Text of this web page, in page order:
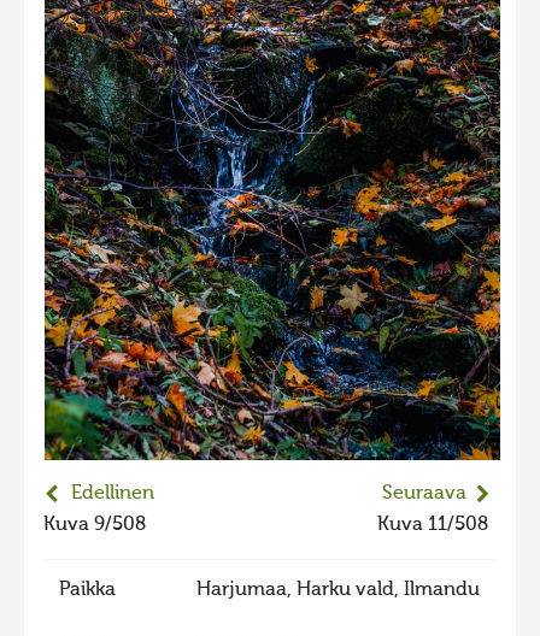
2023 kuvakilpailu lisä
Liikkuvat kuvat 2023
Hiite kuvavõistlus 2022
Hiite kuvavõistlus 2022 lisa
Liikkuvat kuvat 2022
Hiite kuvavõistlus 2021
Liikkuvat kuvat 2021
Hiite kuvavõistlus 2020
Liikkuvat kuvat 2020
Hiite kuvavõistlus 2019
Hiite kuvavõistlus 2018
Hiite kuvavõistlus 2017
Hiite kuvavõistlus 2016
Edellinen
Kuva 9/508
Seuraava
Kuva 11/508
Paikka Harjumaa, Harku vald, Ilmandu